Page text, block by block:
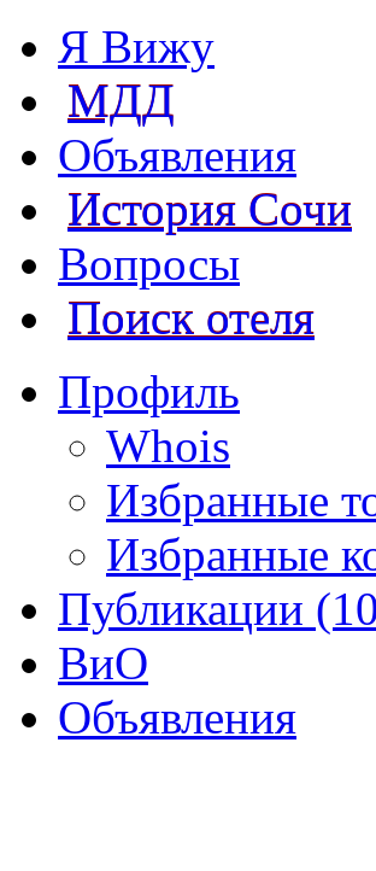
Я Вижу
МДД
Объявления
История Сочи
Вопросы
Поиск отеля
Профиль
Whois
Избранные
Избранные
Публикации
ВиО
Объявления